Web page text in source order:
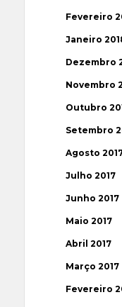
Fevereiro
Janeiro
Dezembro
Novembro
Outubro
Setembro
Agosto
Julho 2017
Junho 2017
Maio 2017
Abril 2017
Março 2017
Fevereiro